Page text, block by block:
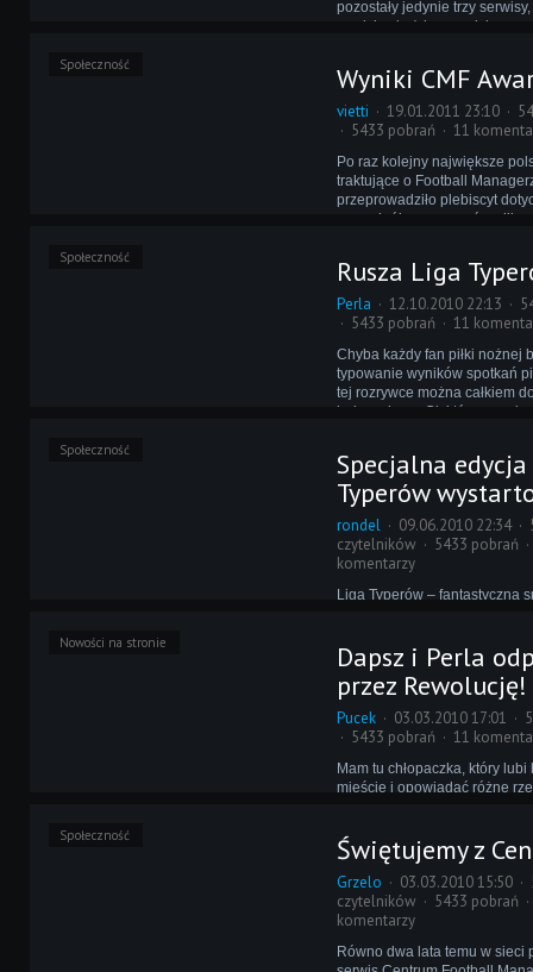
pozostały jedynie trzy
urodziny każdego z nich są
skończyła trzeci rok
Społeczność Wyniki CMF
vietti 19.01.2011 23:10
5433 pobrań
11
Po raz kolejny największe
traktujące o Football
przeprowadziło plebiscyt
sceny króla managerów
Społeczność Rusza Liga
Perla 12.10.2010 22:13
5433 pobrań
11
Chyba każdy fan piłki nożnej
typowanie wyników spotkań
tej rozrywce można całkiem
bukmachera. Ci, którzy są
Społeczność
Specjalna
Typerów
rondel 09.06.2010 22:34
czytelników
5433 pobrań
komentarzy
Liga Typerów – fantastyczna
edycji specjalnej! Powód jest
zbliżający się Mundial w
Południowej Afryki.
Nowości na stronie
Dapsz i Perla
przez Rewolucję!
Pucek 03.03.2010 17:01
5433 pobrań
11
Mam tu chłopaczka, który
mieście i opowiadać różne
ruskiego wywiadu, WSI albo
jakiegoś tam CBA. Kapitan
nowego.
Społeczność Świętujemy z
Grzelo 03.03.2010 15:50
czytelników
5433 pobrań
komentarzy
Równo dwa lata temu w sieci